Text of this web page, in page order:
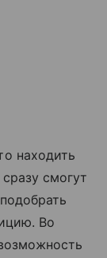
находить
смогут
Во